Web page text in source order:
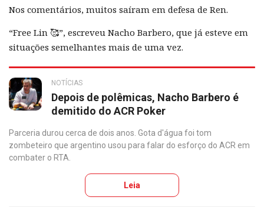
Nos comentários, muitos saíram em defesa de Ren.
“Free Lin 🥰”, escreveu Nacho Barbero, que já esteve em
situações semelhantes mais de uma vez.
NOTÍCIAS
Depois de polêmicas, Nacho Barbero é
demitido do ACR Poker
Parceria durou cerca de dois anos. Gota d'água foi tom
zombeteiro que argentino usou para falar do esforço do ACR em
combater o RTA.
Leia